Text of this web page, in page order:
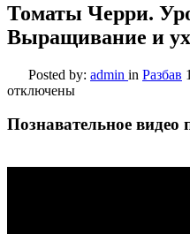
Томаты Черри.
Выращивание и
Posted by: admin in Разбав
отключены
Познавательное видео